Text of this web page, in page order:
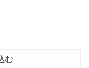
む